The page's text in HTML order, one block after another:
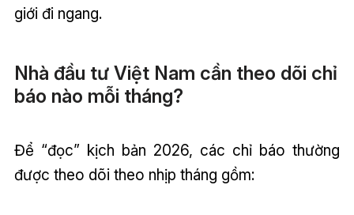
giới đi ngang.
Nhà đầu tư Việt Nam cần theo dõi chỉ
báo nào mỗi tháng?
Để “đọc” kịch bản 2026, các chỉ báo thường
được theo dõi theo nhịp tháng gồm: